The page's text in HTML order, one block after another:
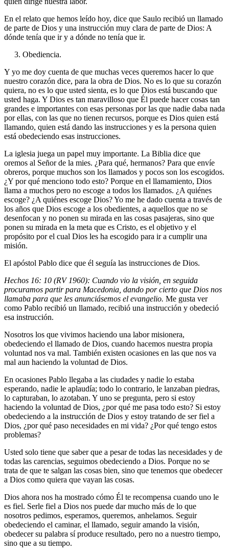
En el relato que hemos leído hoy, dice que Saulo recibió un llamado
de parte de Dios y una instrucción muy clara de parte de Dios: A
dónde tenía que ir y a dónde no tenía que ir.
3. Obediencia.
Y yo me doy cuenta de que muchas veces queremos hacer lo que
nuestro corazón dice, para la obra de Dios. No es lo que su corazón
quiera, no es lo que usted sienta, es lo que Dios está buscando que
usted haga. Y Dios es tan maravilloso que Él puede hacer cosas tan
grandes e importantes con esas personas por las que nadie daba nada
por ellas, con las que no tienen recursos, porque es Dios quien está
llamando, quien está dando las instrucciones y es la persona quien
está obedeciendo esas instrucciones.
La iglesia juega un papel muy importante. La Biblia dice que
oremos al Señor de la mies. ¿Para qué, hermanos? Para que envíe
obreros, porque muchos son los llamados y pocos son los escogidos.
¿Y por qué menciono todo esto? Porque en el llamamiento, Dios
llama a muchos pero no escoge a todos los llamados. ¿A quiénes
escoge? ¿A quiénes escoge Dios? Yo me he dado cuenta a través de
los años que Dios escoge a los obedientes, a aquellos que no se
desenfocan y no ponen su mirada en las cosas pasajeras, sino que
ponen su mirada en la meta que es Cristo, es el objetivo y el
propósito por el cual Dios les ha escogido para ir a cumplir una
misión.
El apóstol Pablo dice que él seguía las instrucciones de Dios.
Hechos 16: 10 (RV 1960): Cuando vio la visión, en seguida
procuramos partir para Macedonia, dando por cierto que Dios nos
llamaba para que les anunciásemos el evangelio. Me gusta ver
como Pablo recibió un llamado, recibió una instrucción y obedeció
esa instrucción.
Nosotros los que vivimos haciendo una labor misionera,
obedeciendo el llamado de Dios, cuando hacemos nuestra propia
voluntad nos va mal. También existen ocasiones en las que nos va
mal aun haciendo la voluntad de Dios.
En ocasiones Pablo llegaba a las ciudades y nadie lo estaba
esperando, nadie le aplaudía; todo lo contrario, le lanzaban piedras,
lo capturaban, lo azotaban. Y uno se pregunta, pero si estoy
haciendo la voluntad de Dios, ¿por qué me pasa todo esto? Si estoy
obedeciendo a la instrucción de Dios y estoy tratando de ser fiel a
Dios, ¿por qué paso necesidades en mi vida? ¿Por qué tengo estos
problemas?
Usted solo tiene que saber que a pesar de todas las necesidades y de
todas las carencias, seguimos obedeciendo a Dios. Porque no se
trata de que te salgan las cosas bien, sino que tenemos que obedecer
a Dios como quiera que vayan las cosas.
Dios ahora nos ha mostrado cómo Él te recompensa cuando uno le
es fiel. Serle fiel a Dios nos puede dar mucho más de lo que
nosotros pedimos, esperamos, queremos, anhelamos. Seguir
obedeciendo el caminar, el llamado, seguir amando la visión,
obedecer su palabra sí produce resultado, pero no a nuestro tiempo,
sino que a su tiempo.